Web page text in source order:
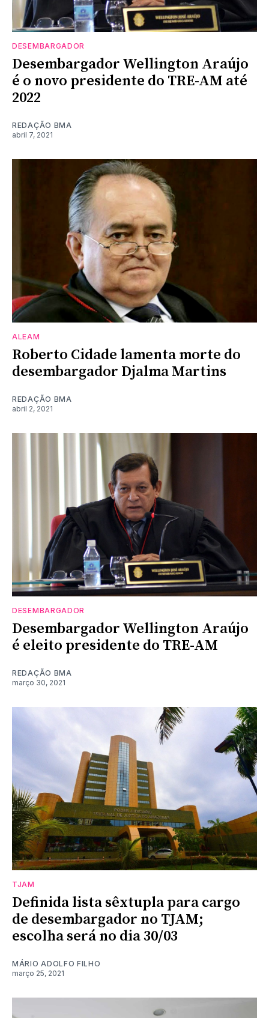
DESEMBARGADOR
Desembargador Wellington Araújo
é o novo presidente do TRE-AM até
2022
REDAÇÃO BMA
abril 7, 2021
ALEAM
Roberto Cidade lamenta morte do
desembargador Djalma Martins
REDAÇÃO BMA
abril 2, 2021
DESEMBARGADOR
Desembargador Wellington Araújo
é eleito presidente do TRE-AM
REDAÇÃO BMA
março 30, 2021
TJAM
Definida lista sêxtupla para cargo
de desembargador no TJAM;
escolha será no dia 30/03
MÁRIO ADOLFO FILHO
março 25, 2021